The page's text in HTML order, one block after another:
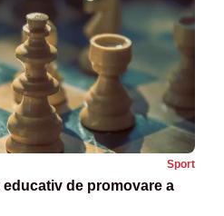
Sport
de promovare a